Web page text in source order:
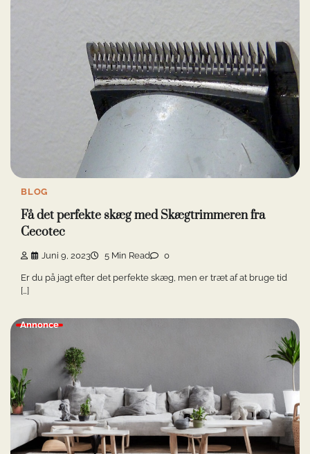
BLOG
Få det perfekte skæg med Skægtrimmeren fra
Cecotec
Juni 9, 2023 5 Min Read 0
Er du på jagt efter det perfekte skæg, men er træt af at bruge tid
[…]
Annonce